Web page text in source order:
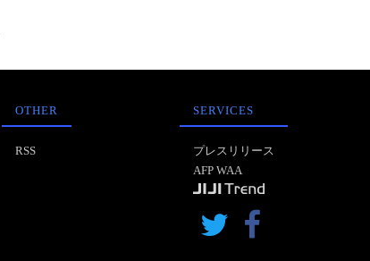
OTHER
RSS
SERVICES
プレスリリース
AFP WAA